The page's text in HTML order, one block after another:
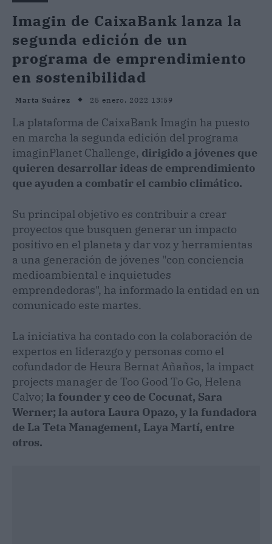
Imagin de CaixaBank lanza la
segunda edición de un
programa de emprendimiento
en sostenibilidad
Marta Suárez 25 enero, 2022 13:59
La plataforma de CaixaBank Imagin ha puesto
en marcha la segunda edición del programa
imaginPlanet Challenge, dirigido a jóvenes que
quieren desarrollar ideas de emprendimiento
que ayuden a combatir el cambio climático.
Su principal objetivo es contribuir a crear
proyectos que busquen generar un impacto
positivo en el planeta y dar voz y herramientas
a una generación de jóvenes "con conciencia
medioambiental e inquietudes
emprendedoras", ha informado la entidad en un
comunicado este martes.
La iniciativa ha contado con la colaboración de
expertos en liderazgo y personas como el
cofundador de Heura Bernat Añaños, la impact
projects manager de Too Good To Go, Helena
Calvo; la founder y ceo de Cocunat, Sara
Werner; la autora Laura Opazo, y la fundadora
de La Teta Management, Laya Martí, entre
otros.